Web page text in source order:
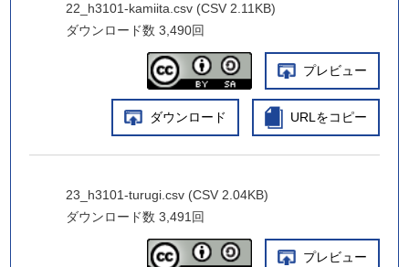
22_h3101-kamiita.csv (CSV 2.11KB)
ダウンロード数 3,490回
プレビュー
ダウンロード URLをコピー
23_h3101-turugi.csv (CSV 2.04KB)
ダウンロード数 3,491回
プレビュー